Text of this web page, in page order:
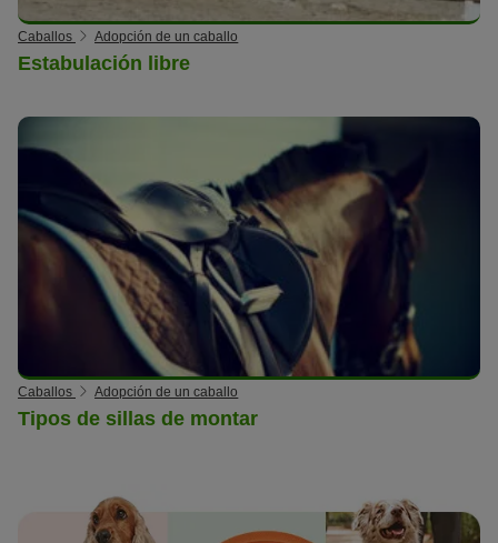
Caballos Adopción de un caballo
Estabulación libre
Caballos Adopción de un caballo
Tipos de sillas de montar